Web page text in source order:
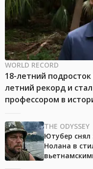
WORLD RECORD
18-летний
летний рекорд и
профессором в
THE ODYSSEY
Ютубер
Нолана в